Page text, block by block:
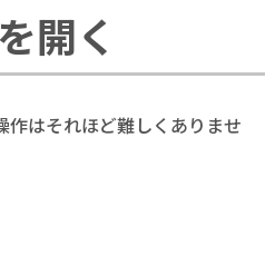
開く
作はそれほど難しくありませ